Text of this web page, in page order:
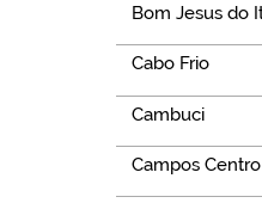
Bom Jesus do
Cabo Frio
Cambuci
Campos Centro